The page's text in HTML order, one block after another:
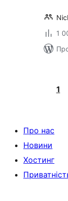
1
1
Про нас
Новини
Хостинг